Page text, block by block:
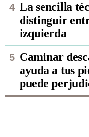
La sencilla
distinguir
izquierda
Caminar
ayuda a tus
puede